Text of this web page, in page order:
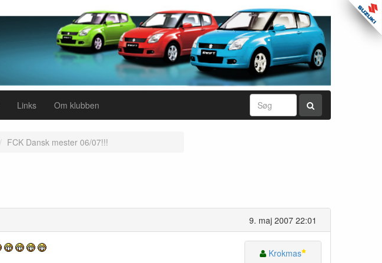
Links Om klubben
FCK Dansk mester 06/07!!!
9. maj 2007 22:01
Krokmas